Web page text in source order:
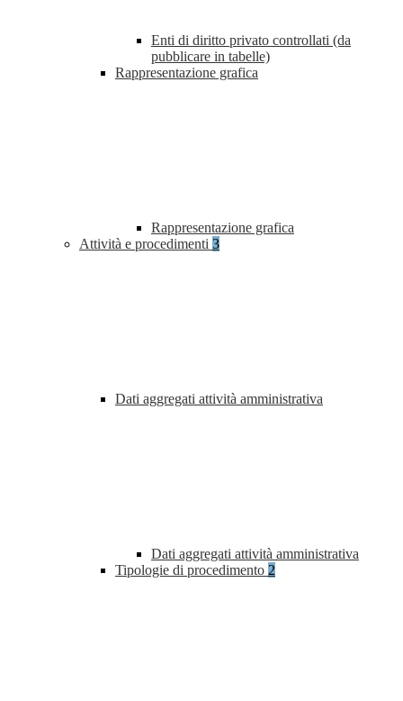
Enti di diritto privato controllati (da
pubblicare in tabelle)
Rappresentazione grafica
Rappresentazione grafica
Attività e procedimenti 3
Dati aggregati attività amministrativa
Dati aggregati attività amministrativa
Tipologie di procedimento 2